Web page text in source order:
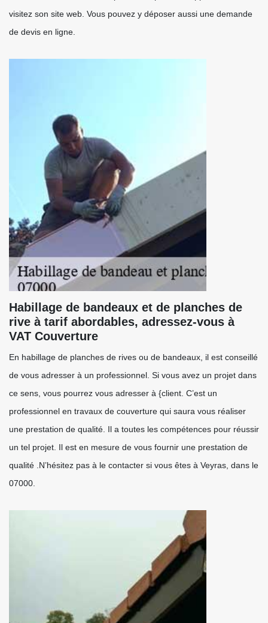
visitez son site web. Vous pouvez y déposer aussi une demande
de devis en ligne.
Habillage de bandeaux et de planches de
rive à tarif abordables, adressez-vous à
VAT Couverture
En habillage de planches de rives ou de bandeaux, il est conseillé
de vous adresser à un professionnel. Si vous avez un projet dans
ce sens, vous pourrez vous adresser à {client. C’est un
professionnel en travaux de couverture qui saura vous réaliser
une prestation de qualité. Il a toutes les compétences pour réussir
un tel projet. Il est en mesure de vous fournir une prestation de
qualité .N’hésitez pas à le contacter si vous êtes à Veyras, dans le
07000.